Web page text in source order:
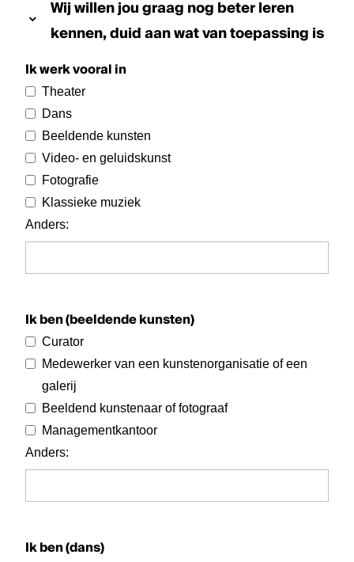
Wij willen jou graag nog beter leren
kennen, duid aan wat van toepassing is
Ik werk vooral in
Theater
Dans
Beeldende kunsten
Video- en geluidskunst
Fotografie
Klassieke muziek
Anders:
Ik ben (beeldende kunsten)
Curator
Medewerker van een kunstenorganisatie of een
galerij
Beeldend kunstenaar of fotograaf
Managementkantoor
Anders:
Ik ben (dans)